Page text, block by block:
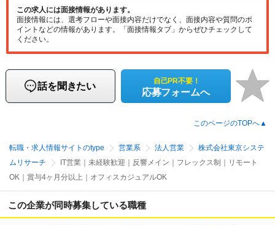
この求人には面接情報があります。
面接情報には、選考フローや面接内容だけでなく、面接内容や質問のポ
イントなどの情報があります。「面接情報タブ」からぜひチェックして
ください。
話を聞きたい 自己PR不要！
応募フォームへ
このページのTOPへ▲
転職・求人情報サイトのtype 営業系 法人営業
株式会社東京システ
ムリサーチ
IT営業｜未経験歓迎｜反響メイン｜フレックス制｜リモート
OK｜賞与4ヶ月分以上｜オフィスカジュアルOK
この企業が同時募集している職種